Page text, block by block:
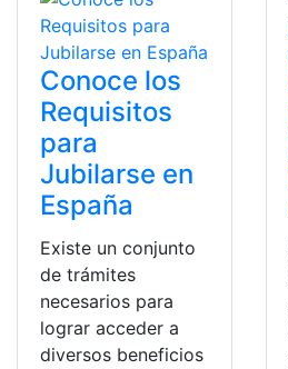
Conoce los
Requisitos
para
Jubilarse en
España
Existe un conjunto
de trámites
necesarios para
lograr acceder a
diversos beneficios